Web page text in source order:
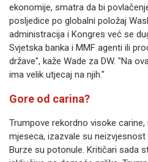
ekonomije, smatra da bi
posljedice po globalni položaj
administracija i Kongres već se
Svjetska banka i MMF agenti ili
države", kaže Wade za DW. "Na
ima velik utjecaj na njih."
Gore od carina?
Trumpove rekordno visoke
mjeseca, izazvale su
Burze su potonule. Kritičari sada